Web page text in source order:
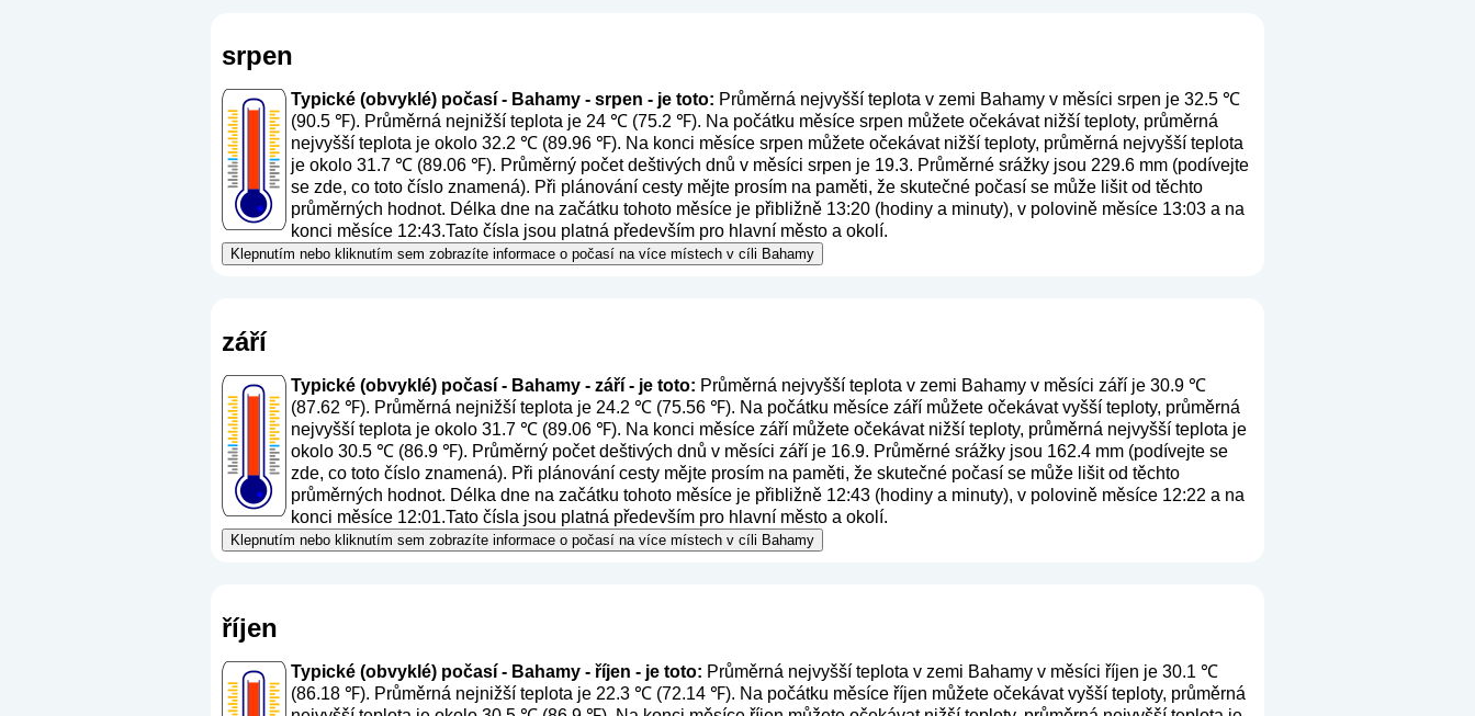
srpen
Typické (obvyklé) počasí - Bahamy - srpen - je toto: Průměrná nejvyšší teplota v zemi Bahamy v měsíci srpen je 32.5 ℃
(90.5 ℉). Průměrná nejnižší teplota je 24 ℃ (75.2 ℉). Na počátku měsíce srpen můžete očekávat nižší teploty, průměrná
nejvyšší teplota je okolo 32.2 ℃ (89.96 ℉). Na konci měsíce srpen můžete očekávat nižší teploty, průměrná nejvyšší teplota
je okolo 31.7 ℃ (89.06 ℉). Průměrný počet deštivých dnů v měsíci srpen je 19.3. Průměrné srážky jsou 229.6 mm (podívejte
se zde, co toto číslo znamená). Při plánování cesty mějte prosím na paměti, že skutečné počasí se může lišit od těchto
průměrných hodnot. Délka dne na začátku tohoto měsíce je přibližně 13:20 (hodiny a minuty), v polovině měsíce 13:03 a na
konci měsíce 12:43.Tato čísla jsou platná především pro hlavní město a okolí.
Klepnutím nebo kliknutím sem zobrazíte informace o počasí na více místech v cíli Bahamy
září
Typické (obvyklé) počasí - Bahamy - září - je toto: Průměrná nejvyšší teplota v zemi Bahamy v měsíci září je 30.9 ℃
(87.62 ℉). Průměrná nejnižší teplota je 24.2 ℃ (75.56 ℉). Na počátku měsíce září můžete očekávat vyšší teploty, průměrná
nejvyšší teplota je okolo 31.7 ℃ (89.06 ℉). Na konci měsíce září můžete očekávat nižší teploty, průměrná nejvyšší teplota je
okolo 30.5 ℃ (86.9 ℉). Průměrný počet deštivých dnů v měsíci září je 16.9. Průměrné srážky jsou 162.4 mm (podívejte se
zde, co toto číslo znamená). Při plánování cesty mějte prosím na paměti, že skutečné počasí se může lišit od těchto
průměrných hodnot. Délka dne na začátku tohoto měsíce je přibližně 12:43 (hodiny a minuty), v polovině měsíce 12:22 a na
konci měsíce 12:01.Tato čísla jsou platná především pro hlavní město a okolí.
Klepnutím nebo kliknutím sem zobrazíte informace o počasí na více místech v cíli Bahamy
říjen
Typické (obvyklé) počasí - Bahamy - říjen - je toto: Průměrná nejvyšší teplota v zemi Bahamy v měsíci říjen je 30.1 ℃
(86.18 ℉). Průměrná nejnižší teplota je 22.3 ℃ (72.14 ℉). Na počátku měsíce říjen můžete očekávat vyšší teploty, průměrná